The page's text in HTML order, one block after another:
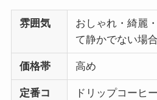
雰囲気
おしゃれ・綺麗
て静かでない場
価格帯 高め
定番コ
ドリップコーヒ